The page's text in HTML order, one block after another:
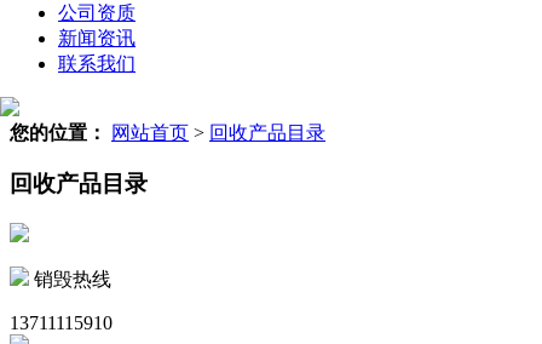
公司资质
新闻资讯
联系我们
您的位置： 网站首页 > 回收产品目录
回收产品目录
销毁热线
13711115910